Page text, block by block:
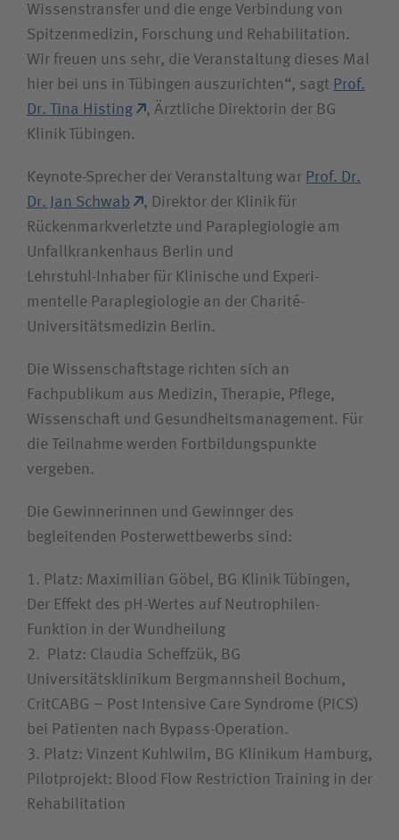
Wissenstransfer und die enge Verbindung von
Spitzenmedizin, Forschung und Rehabilitation.
Wir freuen uns sehr, die Veranstaltung dieses Mal
hier bei uns in Tübingen auszurichten“, sagt Prof.
Dr. Tina Histing
, Ärztliche Direktorin der BG
Klinik Tübingen.
Keynote-Sprecher der Veranstaltung war Prof. Dr.
Dr. Jan Schwab
, Direktor der Klinik für
Rückenmark­verletzte und Para­plegio­logie am
Unfallkrankenhaus Berlin und
Lehrstuhl-Inhaber für Klinische und Experi­
mentelle Para­plegio­logie an der Charité-
Universitätsmedizin Berlin.
Die Wissenschaftstage richten sich an
Fachpublikum aus Medizin, Therapie, Pflege,
Wissenschaft und Gesundheits­management. Für
die Teilnahme werden Fortbildungs­punkte
vergeben.
Die Gewinnerinnen und Gewinnger des
begleitenden Posterwettbewerbs sind:
1. Platz: Maximilian Göbel, BG Klinik Tübingen,
Der Effekt des pH-Wertes auf Neutrophilen-
Funktion in der Wundheilung
2. Platz: Claudia Scheffzük, BG
Universitätsklinikum Bergmannsheil Bochum,
CritCABG – Post Intensive Care Syndrome (PICS)
bei Patienten nach Bypass-Operation.
3. Platz: Vinzent Kuhlwilm, BG Klinikum Hamburg,
Pilotprojekt: Blood Flow Restriction Training in der
Rehabilitation